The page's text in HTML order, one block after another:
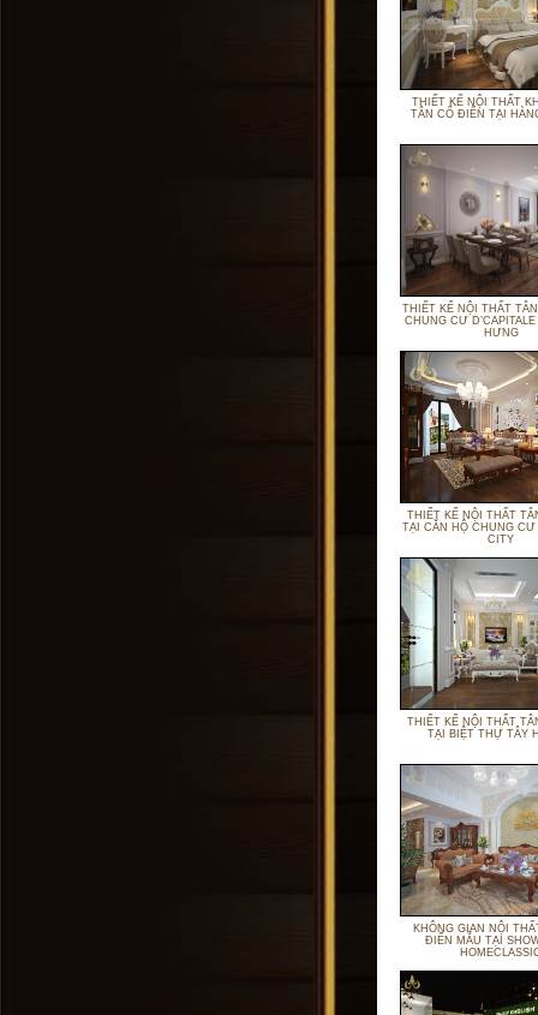
THIẾT KẾ NỘI THẤT
TÂN CỔ ĐIỂN TẠI
THIẾT KẾ NỘI THẤT
CHUNG CƯ
HƯNG
THIẾT KẾ NỘI THẤT
TẠI CĂN HỘ CHUNG CƯ
CITY
THIẾT KẾ NỘI THẤT
TẠI BIỆT THỰ TÂY
KHÔNG GIAN NỘI
ĐIỂN MẪU TẠI